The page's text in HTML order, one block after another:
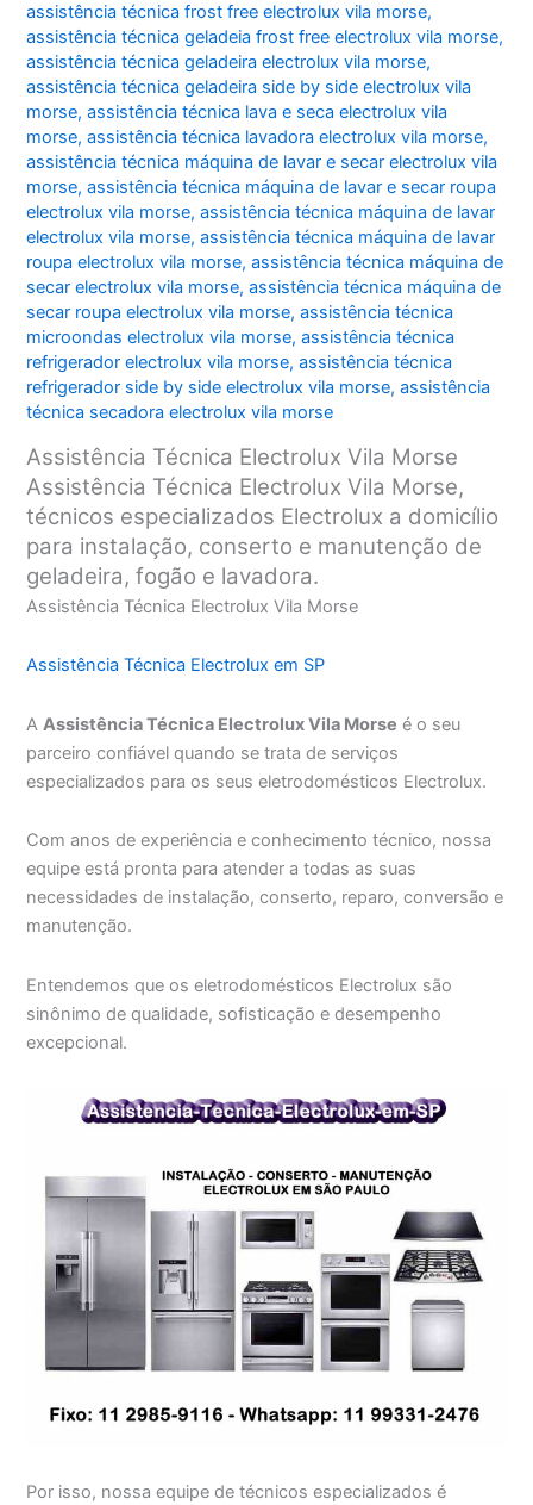
assistência técnica frost free electrolux vila morse,
assistência técnica geladeia frost free electrolux vila morse,
assistência técnica geladeira electrolux vila morse,
assistência técnica geladeira side by side electrolux vila
morse,assistência técnica lava e seca electrolux vila
morse,assistência técnica lavadora electrolux vila morse,
assistência técnica máquina de lavar e secar electrolux vila
morse,assistência técnica máquina de lavar e secar roupa
electrolux vila morse,assistência técnica máquina de lavar
electrolux vila morse,assistência técnica máquina de lavar
roupa electrolux vila morse,assistência técnica máquina de
secar electrolux vila morse,assistência técnica máquina de
secar roupa electrolux vila morse,assistência técnica
microondas electrolux vila morse,assistência técnica
refrigerador electrolux vila morse,assistência técnica
refrigerador side by side electrolux vila morse,assistência
técnica secadora electrolux vila morse
Assistência Técnica Electrolux Vila Morse
Assistência Técnica Electrolux Vila Morse,
técnicos especializados Electrolux a domicílio
para instalação, conserto e manutenção de
geladeira, fogão e lavadora.
Assistência Técnica Electrolux Vila Morse
Assistência Técnica Electrolux em SP
AAssistência Técnica Electrolux Vila Morse é o seu
parceiro confiável quando se trata de serviços
especializados para os seus eletrodomésticos Electrolux.
Com anos de experiência e conhecimento técnico, nossa
equipe está pronta para atender a todas as suas
necessidades de instalação, conserto, reparo, conversão e
manutenção.
Entendemos que os eletrodomésticos Electrolux são
sinônimo de qualidade, sofisticação e desempenho
excepcional.
Por isso, nossa equipe de técnicos especializados é